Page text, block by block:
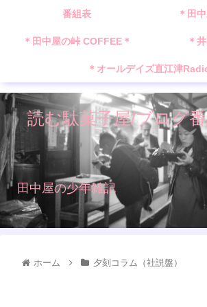
読む駄菓子屋/ブログ
田中屋の少年雑記
番組表 ＊田
＊田中屋の峠 COFFEE＊ ＊
＊オールデイズ直江津
ホーム 夕刻コラム（社説盤）